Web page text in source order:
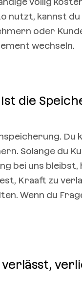
nutzt, kannst
oder
wechseln.
die
Du
Solange du
bei uns bleibst,
Kraaft zu
Wenn du